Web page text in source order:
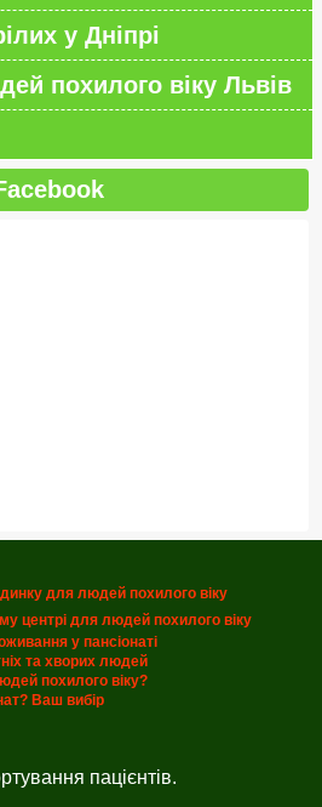
у Дніпрі
похилого віку Львів
для людей похилого віку
центрі для людей похилого віку
у пансіонаті
та хворих людей
похилого віку?
Ваш вибір
пацієнтів.